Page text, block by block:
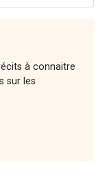
à connaitre
sur les